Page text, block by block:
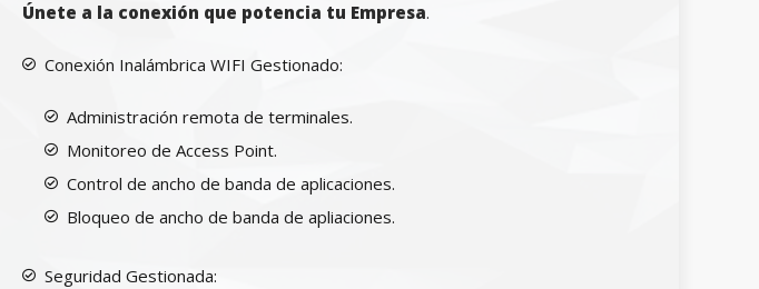
Únete a la conexión que potencia tu Empresa.
Conexión Inalámbrica WIFI Gestionado:
Administración remota de terminales.
Monitoreo de Access Point.
Control de ancho de banda de aplicaciones.
Bloqueo de ancho de banda de apliaciones.
Seguridad Gestionada: